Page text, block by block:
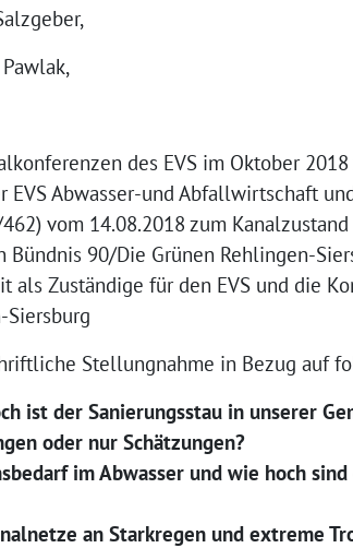
des EVS im Oktober
EVS Abwasser-und Abfallwirtschaft
vom 14.08.2018 zum
90/Die Grünen Rehlingen-
Zuständige für den EVS und die
Siersburg
Stellungnahme in Bezug auf
ist der Sanierungsstau in unserer
oder nur Schätzungen?
im Abwasser und wie hoch
an Starkregen und extreme